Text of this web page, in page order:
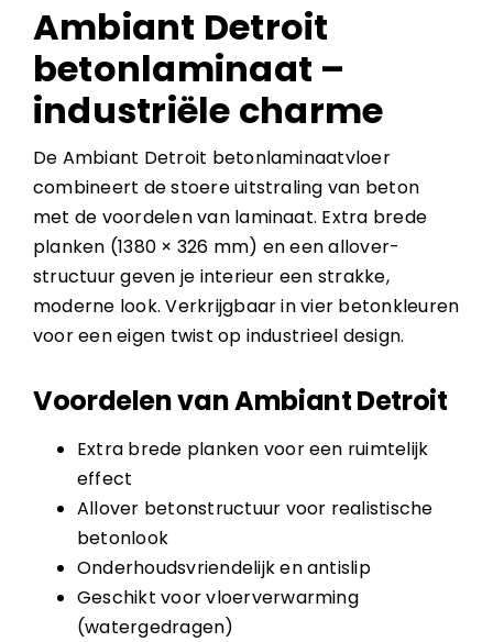
Ambiant Detroit
betonlaminaat –
industriële charme
De Ambiant Detroit betonlaminaatvloer
combineert de stoere uitstraling van beton
met de voordelen van laminaat. Extra brede
planken (1380 × 326 mm) en een allover-
structuur geven je interieur een strakke,
moderne look. Verkrijgbaar in vier betonkleuren
voor een eigen twist op industrieel design.
Voordelen van Ambiant Detroit
Extra brede planken voor een ruimtelijk
effect
Allover betonstructuur voor realistische
betonlook
Onderhoudsvriendelijk en antislip
Geschikt voor vloerverwarming
(watergedragen)